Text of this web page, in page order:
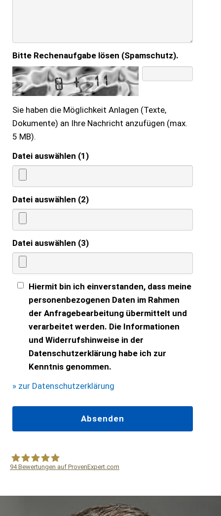
Bitte Rechenaufgabe lösen (Spamschutz).
Sie haben die Möglichkeit Anlagen (Texte,
Dokumente) an Ihre Nachricht anzufügen (max.
5 MB).
Datei auswählen (1)
Datei auswählen (2)
Datei auswählen (3)
Hiermit bin ich einverstanden, dass meine
personenbezogenen Daten im Rahmen
der Anfragebearbeitung übermittelt und
verarbeitet werden. Die Informationen
und Widerrufshinweise in der
Datenschutzerklärung habe ich zur
Kenntnis genommen.
» zur Datenschutzerklärung
94Bewertungen auf ProvenExpert.com